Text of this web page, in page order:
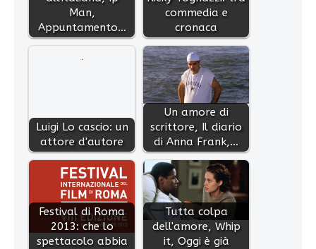
Man,
Appuntamento…
commedia e
cronaca
Luigi Lo cascio: un
attore d'autore
Un amore di
scrittore, Il diario
di Anna Frank,…
Festival di Roma
2013: che lo
spettacolo abbia
Tutta colpa
dell'amore, Whip
it, Oggi è già